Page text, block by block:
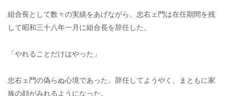
組合長として数々の実績をあげながら、忠右ェ門は在任期間を残
して昭和三十八年一月に組合長を辞任した。
「やれることだけはやった」
忠右ェ門の偽らぬ心境であった。辞任してようやく、まともに家
族の顔がみれるようになった。